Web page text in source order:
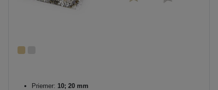
Priemer: 10; 20 mm